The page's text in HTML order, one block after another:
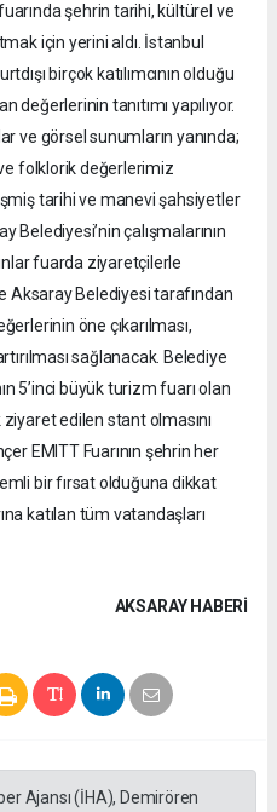
şehrin tarihi, kültürel ve
için yerini aldı. İstanbul
birçok katılımcının olduğu
değerlerinin tanıtımı yapılıyor.
ve görsel sunumların yanında;
folklorik değerlerimiz
tarihi ve manevi şahsiyetler
Belediyesi’nin çalışmalarının
fuarda ziyaretçilerle
Aksaray Belediyesi tarafından
öne çıkarılması,
sağlanacak. Belediye
5’inci büyük turizm fuarı olan
ziyaret edilen stant olmasını
EMITT Fuarının şehrin her
bir fırsat olduğuna dikkat
katılan tüm vatandaşları
AKSARAY HABERİ
Ajansı (İHA), Demirören